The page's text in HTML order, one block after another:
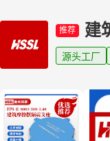
推荐 建
源头工厂